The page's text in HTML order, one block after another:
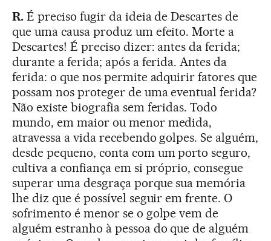
R.É preciso fugir da ideia de Descartes de
que uma causa produz um efeito. Morte a
Descartes! É preciso dizer: antes da ferida;
durante a ferida; após a ferida. Antes da
ferida: o que nos permite adquirir fatores que
possam nos proteger de uma eventual ferida?
Não existe biografia sem feridas. Todo
mundo, em maior ou menor medida,
atravessa a vida recebendo golpes. Se alguém,
desde pequeno, conta com um porto seguro,
cultiva a confiança em si próprio, consegue
superar uma desgraça porque sua memória
lhe diz que é possível seguir em frente. O
sofrimento é menor se o golpe vem de
alguém estranho à pessoa do que de alguém